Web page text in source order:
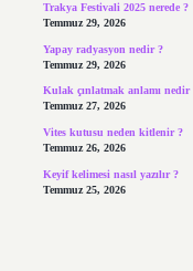
Trakya Festivali 2025 nerede ?
Temmuz 29, 2026
Yapay radyasyon nedir ?
Temmuz 29, 2026
Kulak çınlatmak anlamı nedir
Temmuz 27, 2026
Vites kutusu neden kitlenir ?
Temmuz 26, 2026
Keyif kelimesi nasıl yazılır ?
Temmuz 25, 2026